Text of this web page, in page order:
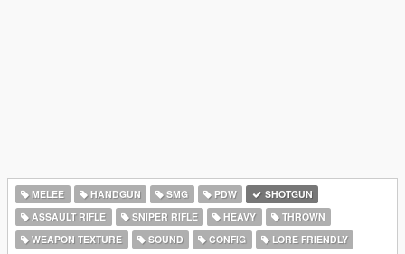
MELEE HANDGUN SMG PDW
SHOTGUN
ASSAULT RIFLE
SNIPER RIFLE HEAVY
THROWN
WEAPON TEXTURE
SOUND CONFIG LORE FRIENDLY